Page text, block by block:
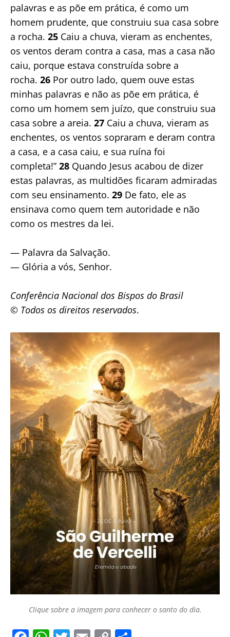
palavras e as põe em prática, é como um
homem prudente, que construiu sua casa sobre
a rocha. 25 Caiu a chuva, vieram as enchentes,
os ventos deram contra a casa, mas a casa não
caiu, porque estava construída sobre a
rocha. 26 Por outro lado, quem ouve estas
minhas palavras e não as põe em prática, é
como um homem sem juízo, que construiu sua
casa sobre a areia. 27 Caiu a chuva, vieram as
enchentes, os ventos sopraram e deram contra
a casa, e a casa caiu, e sua ruína foi
completa!” 28 Quando Jesus acabou de dizer
estas palavras, as multidões ficaram admiradas
com seu ensinamento. 29 De fato, ele as
ensinava como quem tem autoridade e não
como os mestres da lei.
— Palavra da Salvação.
— Glória a vós, Senhor.
Conferência Nacional dos Bispos do Brasil
© Todos os direitos reservados.
Clique sobre a imagem para conhecer o santo do dia.